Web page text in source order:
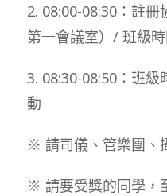
2. 08:00-08:30：註冊
第一會議室）/ 班級
3. 08:30-08:50：班
動
※ 請司儀、管樂團、
※ 請要受獎的同學，